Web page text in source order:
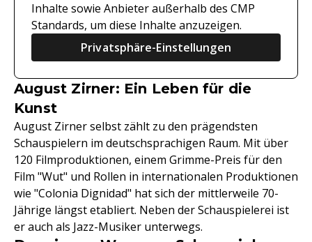
Inhalte sowie Anbieter außerhalb des CMP
Standards, um diese Inhalte anzuzeigen.
Privatsphäre-Einstellungen
August Zirner: Ein Leben für die
Kunst
August Zirner selbst zählt zu den prägendsten
Schauspielern im deutschsprachigen Raum. Mit über
120 Filmproduktionen, einem Grimme-Preis für den
Film "Wut" und Rollen in internationalen Produktionen
wie "Colonia Dignidad" hat sich der mittlerweile 70-
Jährige längst etabliert. Neben der Schauspielerei ist
er auch als Jazz-Musiker unterwegs.